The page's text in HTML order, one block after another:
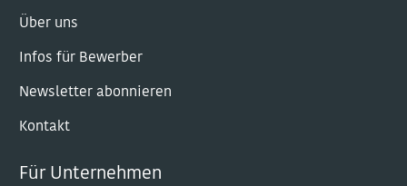
Über uns
Infos für Bewerber
Newsletter abonnieren
Kontakt
Für Unternehmen